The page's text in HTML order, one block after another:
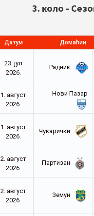
3. коло -
Датум Домаћин:
23. јул
2026.
Радник
1. август
2026.
Нови Пазар
1. август
2026.
Чукарички
2. август
2026.
Партизан
2. август
2026.
Земун